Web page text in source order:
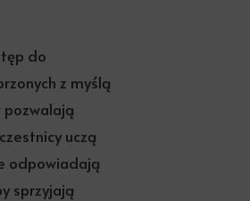
do
z myślą
pozwalają
uczą
odpowiadają
sprzyjają